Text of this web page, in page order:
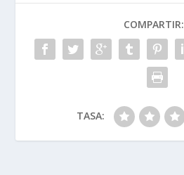
COMPARTIR:
TASA: